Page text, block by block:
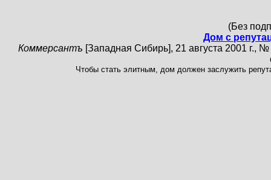
(Без
Дом с
Коммерсантъ [Западная Сибирь], 21 августа 2001 г.,
Чтобы стать элитным, дом должен заслужить